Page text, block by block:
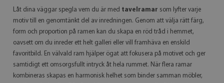
Låt dina väggar spegla vem du är med tavelramar som lyfter varje
motiv till en genomtänkt del av inredningen. Genom att välja rätt färg,
form och proportion på ramen kan du skapa en röd tråd i hemmet,
oavsett om du inreder ett helt galleri eller vill framhäva en enskild
favoritbild. En välvald ram hjälper ögat att fokusera på motivet och ger
samtidigt ett omsorgsfullt intryck åt hela rummet. När flera ramar
kombineras skapas en harmonisk helhet som binder samman möbler,